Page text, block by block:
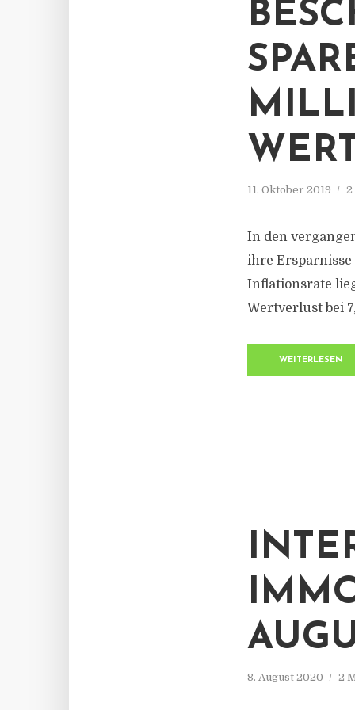
11. Oktober 2019 2
In den
ihre
Inflationsrate
Wertverlust bei
WEITERLESEN
8. August 2020 2